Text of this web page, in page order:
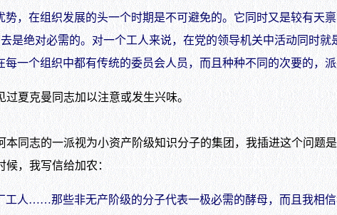
，在组织发展的头一个时期是不可避免的。它同时又是较有天
是绝对必需的。对一个工人来说，在党的领导机关中活动同时
个组织中都有传统的委员会人员，而且种种不同的次要的，
夏克曼同志加以注意或发生兴味。
志的一派视为小资产阶级知识分子的集团，我插进这个问题
，我写信给加农：
人……那些非无产阶级的分子代表一极必需的酵母，而且我相